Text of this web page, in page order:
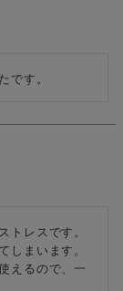
す。
レスです。
まいます。
えるので、一